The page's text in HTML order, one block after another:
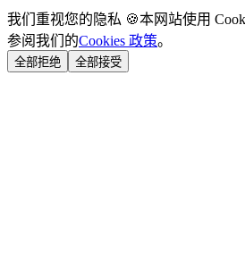
我们重视您的隐私 🍪本网站使用
参阅我们的Cookies 政策。
全部拒绝 全部接受